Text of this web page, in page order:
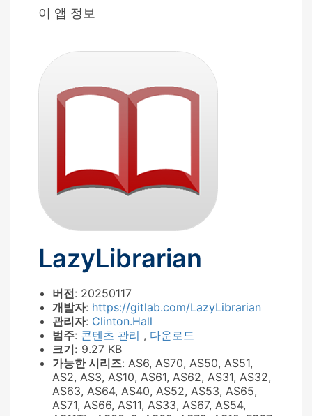
이 앱 정보
LazyLibrarian
버전: 20250117
개발자: https://gitlab.com/LazyLibrarian
관리자: Clinton.Hall
범주: 콘텐츠 관리 , 다운로드
크기: 9.27 KB
가능한 시리즈: AS6, AS70, AS50, AS51,
AS2, AS3, AS10, AS61, AS62, AS31, AS32,
AS63, AS64, AS40, AS52, AS53, AS65,
AS71, AS66, AS11, AS33, AS67, AS54,